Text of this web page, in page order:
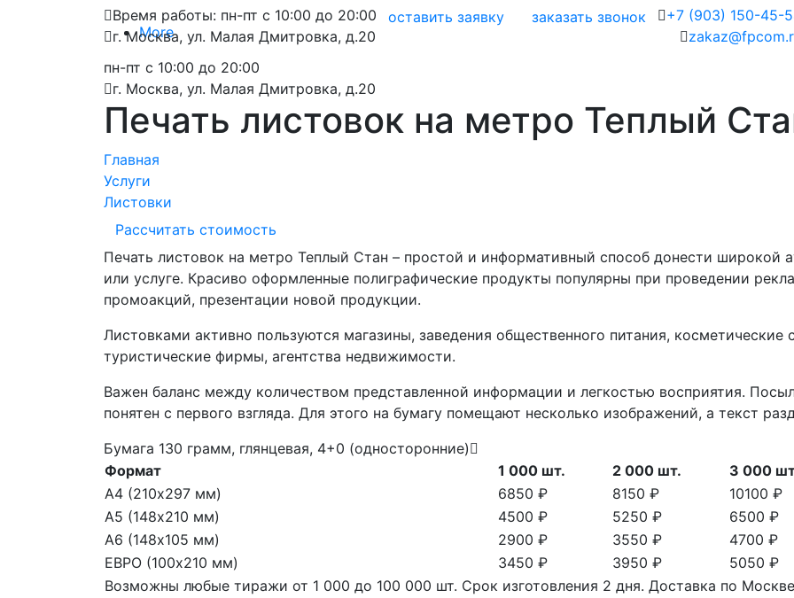
Время работы: пн-пт с 10:00 до 20:00
г. Москва, ул. Малая Дмитровка, д.20
оставить заявку заказать звонок
+7 (903) 150-45-
More
пн-пт с 10:00 до 20:00
г. Москва, ул. Малая Дмитровка, д.20
Печать листовок на метро Теплый
Главная
Услуги
Листовки
Рассчитать стоимость
Печать листовок на метро Теплый Стан – простой и информативный способ донести широкой
или услуге. Красиво оформленные полиграфические продукты популярны при проведении
промоакций, презентации новой продукции.
Листовками активно пользуются магазины, заведения общественного питания,
туристические фирмы, агентства недвижимости.
Важен баланс между количеством представленной информации и легкостью восприятия.
понятен с первого взгляда. Для этого на бумагу помещают несколько изображений, а текст
Бумага 130 грамм, глянцевая, 4+0 (односторонние)
Формат
1 000 шт. 2 000 шт.
3 000
А4 (210х297 мм)
6850 ₽ 8150 ₽
10100 ₽
А5 (148х210 мм)
4500 ₽ 5250 ₽
6500 ₽
А6 (148х105 мм)
2900 ₽ 3550 ₽
4700 ₽
ЕВРО (100х210 мм)
3450 ₽ 3950 ₽
5050 ₽
Возможны любые тиражи от 1 000 до 100 000 шт. Срок изготовления 2 дня. Доставка по